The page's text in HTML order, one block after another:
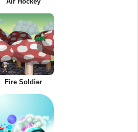
Fire Soldier